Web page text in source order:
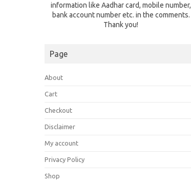
information like Aadhar card, mobile number,
bank account number etc. in the comments.
Thank you!
Page
About
Cart
Checkout
Disclaimer
My account
Privacy Policy
Shop